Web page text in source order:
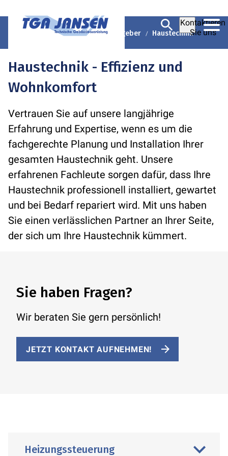
Kontaktieren
Sie uns
TGA Jansen GmbH & Co. KG Ratgeber Haustechnik
Haustechnik - Effizienz und
Wohnkomfort
Vertrauen Sie auf unsere langjährige
Erfahrung und Expertise, wenn es um die
fachgerechte Planung und Installation Ihrer
gesamten Haustechnik geht. Unsere
erfahrenen Fachleute sorgen dafür, dass Ihre
Haustechnik professionell installiert, gewartet
und bei Bedarf repariert wird. Mit uns haben
Sie einen verlässlichen Partner an Ihrer Seite,
der sich um Ihre Haustechnik kümmert.
Sie haben Fragen?
Wir beraten Sie gern persönlich!
JETZT KONTAKT AUFNEHMEN!
Heizungssteuer­ung